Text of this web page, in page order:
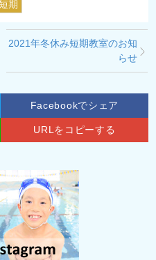
期
2021年冬休み短期教室のお知
らせ
Facebookでシェア
URLをコピーする